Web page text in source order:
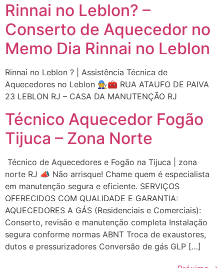
Rinnai no Leblon? –
Conserto de Aquecedor no
Memo Dia Rinnai no Leblon
Rinnai no Leblon ? | Assistência Técnica de
Aquecedores no Leblon 🧑‍🔧🧰 RUA ATAUFO DE PAIVA
23 LEBLON RJ – CASA DA MANUTENÇÃO RJ
Técnico Aquecedor Fogão
Tijuca – Zona Norte
Técnico de Aquecedores e Fogão na Tijuca | zona
norte RJ 📣 Não arrisque! Chame quem é especialista
em manutenção segura e eficiente. SERVIÇOS
OFERECIDOS COM QUALIDADE E GARANTIA:
AQUECEDORES A GÁS (Residenciais e Comerciais):
Conserto, revisão e manutenção completa Instalação
segura conforme normas ABNT Troca de exaustores,
dutos e pressurizadores Conversão de gás GLP […]